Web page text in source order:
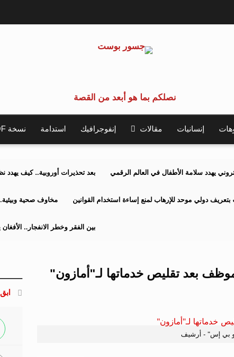
نصلكم بما هو أبعد من القصة
إنسانيات مقالات إنفوجرافيك استدامة نسخة PDF
بعد تحذيرات أوروبية.. كيف يهدد نظام يهدد سلامة الأطفال في العالم الرقمي
مخاوف صحية بتعريف دولي موحد للإرهاب لمنع إساءة استخدام القوانين
بين الفقر وخطر الانفجار..
بي إس" - أرشيف